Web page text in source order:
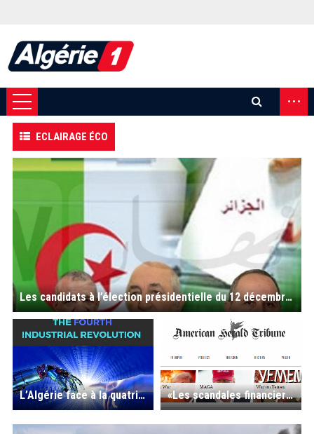
...
ECLAIRAGE ÉCO
Les candidats à l’élection présidentielle du 12 décembre 2019, face aux problèmes économiques
L’Algérie face à la quatrième révolution mondiale : sans maitrise des nouvelles technologies, pas de sécurité et pas de développement «Les scandales financiers généralisés qui touchent la plupart des secteurs d'activité nationale menacent les fondements de l'État algérien»